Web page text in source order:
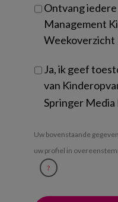
Ontvang
Management
Weekoverzicht
Ja, ik geef
van
Springer Media
Uw bovenstaande
uw profiel in
?